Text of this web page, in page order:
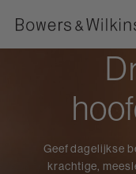
Geef dagelijkse
krachtige,